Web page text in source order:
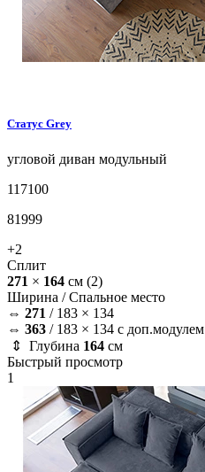
Статус Grey
угловой диван модульный
117100
81999
+2
Сплит
271 × 164 см (2)
Ширина /Спальное место
⇔ 271 / 183 × 134
⇔ 363 / 183 × 134 с доп.модулем
⇕ Глубина 164 см
Быстрый просмотр
1